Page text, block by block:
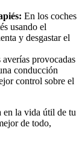
En los coches
usando el
y desgastar el
provocadas
conducción
control sobre el
en la vida útil de tu
de todo,